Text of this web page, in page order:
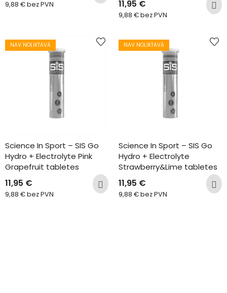
9,88 €bez PVN 11,95 €
9,88 €bez PVN
NAV NOLIKTAVĀ
Science In Sport – SIS Go
Hydro + Electrolyte Pink
Grapefruit tabletes
11,95 €
9,88 €bez PVN
NAV NOLIKTAVĀ
Science In Sport – SIS Go
Hydro + Electrolyte
Strawberry&Lime tabletes
11,95 €
9,88 €bez PVN